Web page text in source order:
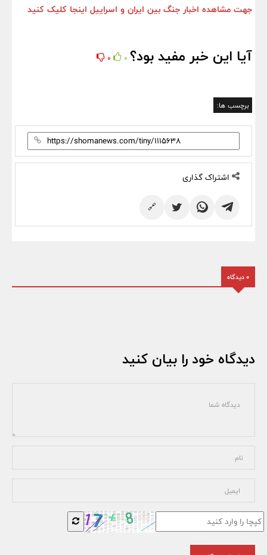
جهت مشاهده اخبار جنگ بین ایران و اسراییل اینجا کلیک کنید
آیا این خبر مفید بود؟ 0
0
برچسب ها:
اشتراک گذاری
🔗
0 دیدگاه
دیدگاه خود را بیان کنید